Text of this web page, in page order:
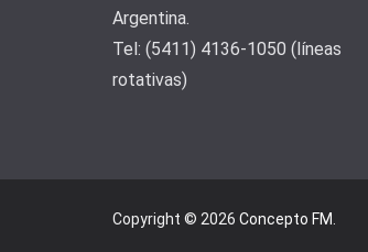
Argentina.
Tel: (5411) 4136-1050 (líneas
rotativas)
Copyright © 2026 Concepto FM.